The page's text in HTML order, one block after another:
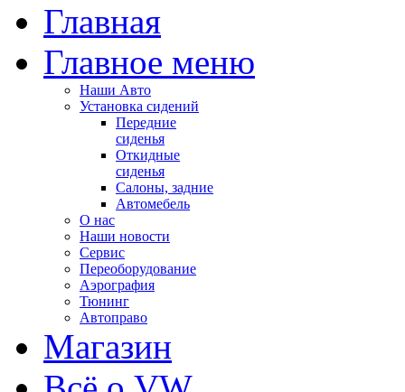
Главная
Главное меню
Наши Авто
Установка сидений
Передние
сиденья
Откидные
сиденья
Салоны, задние
Автомебель
О нас
Наши новости
Сервис
Переоборудование
Аэрография
Тюнинг
Автоправо
Магазин